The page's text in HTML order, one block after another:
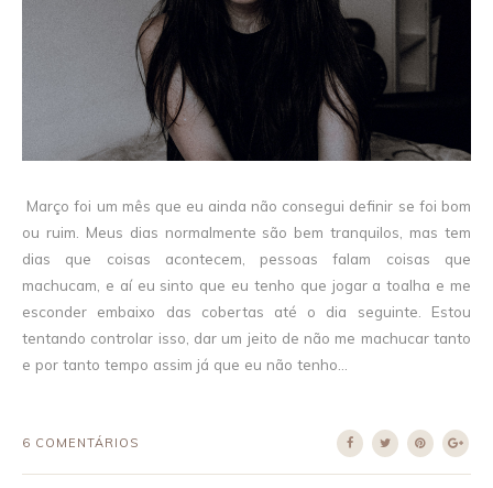
Março foi um mês que eu ainda não consegui definir se foi bom
ou ruim. Meus dias normalmente são bem tranquilos, mas tem
dias que coisas acontecem, pessoas falam coisas que
machucam, e aí eu sinto que eu tenho que jogar a toalha e me
esconder embaixo das cobertas até o dia seguinte. Estou
tentando controlar isso, dar um jeito de não me machucar tanto
e por tanto tempo assim já que eu não tenho...
6 COMENTÁRIOS